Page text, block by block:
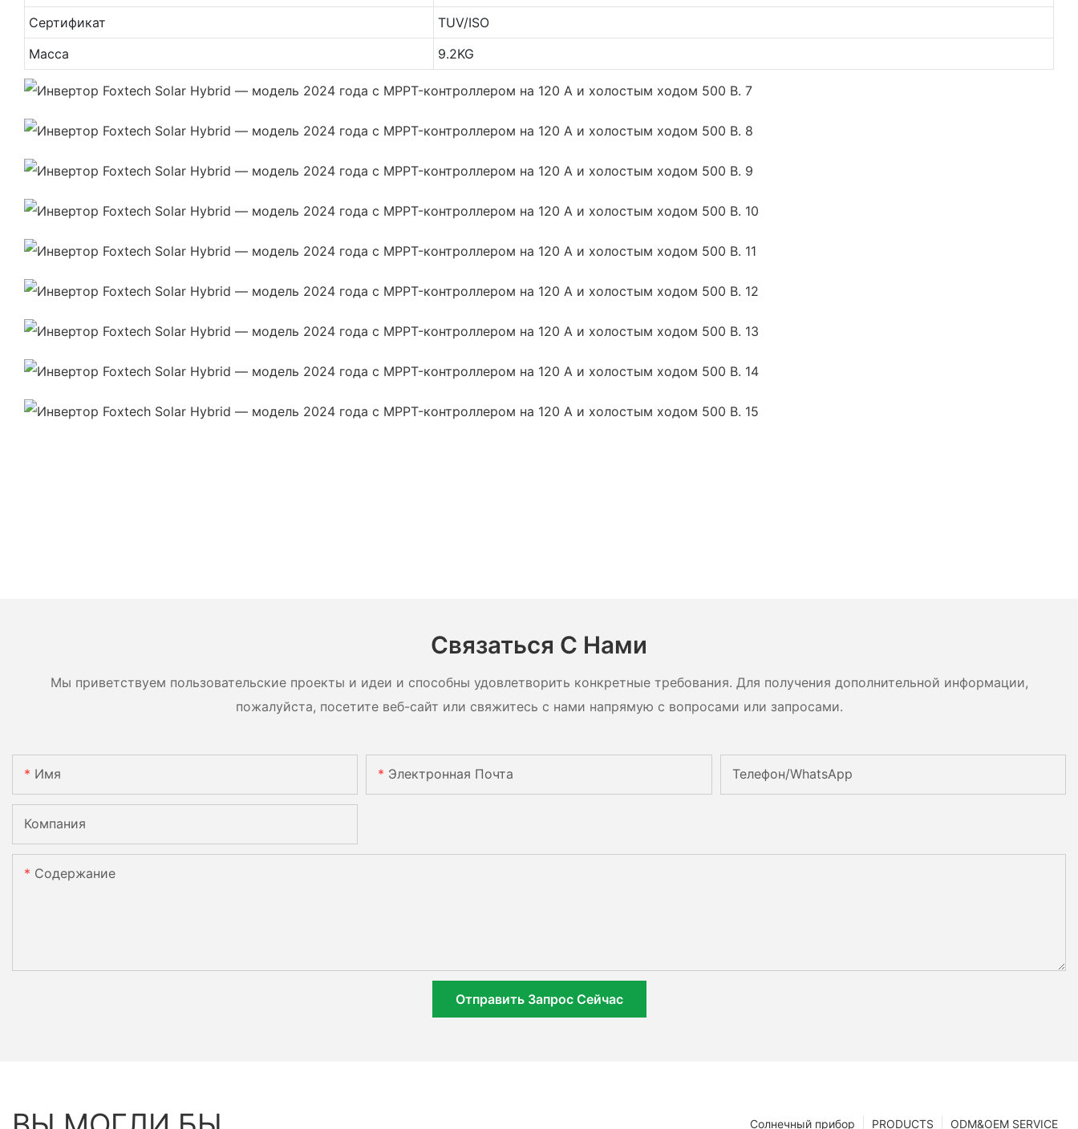
Сертификат
TUV/ISO
Масса
9.2KG
Связаться С Нами
Мы приветствуем пользовательские проекты и идеи и способны удовлетворить конкретные требования. Для получения дополнительной информации,
пожалуйста, посетите веб-сайт или свяжитесь с нами напрямую с вопросами или запросами.
Имя Электронная Почта Телефон/WhatsApp
Компания
Содержание
Отправить Запрос Сейчас
ODM&OEM SERVICE
PRODUCTS
Солнечный прибор